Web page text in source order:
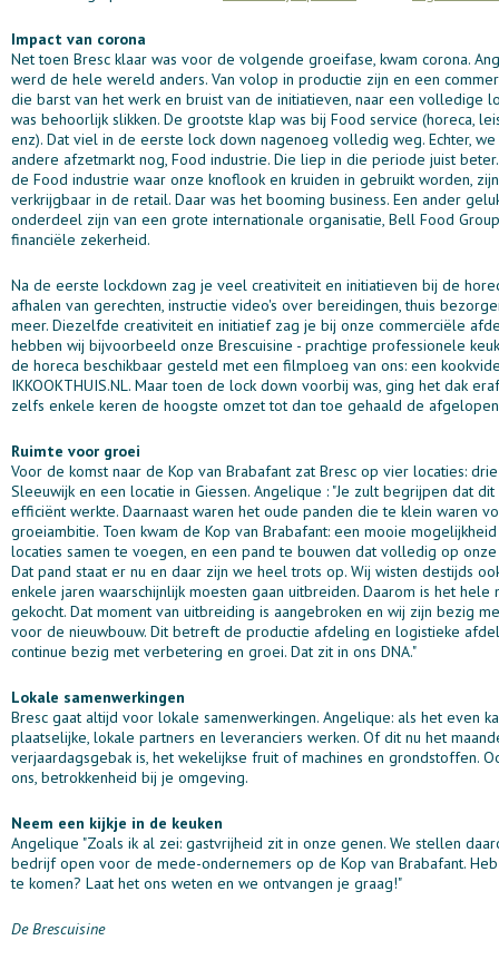
Impact van corona
Net toen Bresc klaar was voor de volgende groeifase, kwam corona.
werd de hele wereld anders. Van volop in productie zijn en een
die barst van het werk en bruist van de initiatieven, naar een volledige
was behoorlijk slikken. De grootste klap was bij Food service (horeca,
enz). Dat viel in de eerste lock down nagenoeg volledig weg. Echter,
andere afzetmarkt nog, Food industrie. Die liep in die periode juist
de Food industrie waar onze knoflook en kruiden in gebruikt worden,
verkrijgbaar in de retail. Daar was het booming business. Een ander
onderdeel zijn van een grote internationale organisatie, Bell Food
financiële zekerheid.
Na de eerste lockdown zag je veel creativiteit en initiatieven bij de
afhalen van gerechten, instructie video's over bereidingen, thuis
meer. Diezelfde creativiteit en initiatief zag je bij onze commerciële
hebben wij bijvoorbeeld onze Brescuisine - prachtige professionele
de horeca beschikbaar gesteld met een filmploeg van ons: een
IKKOOKTHUIS.NL. Maar toen de lock down voorbij was, ging het dak
zelfs enkele keren de hoogste omzet tot dan toe gehaald de
Ruimte voor groei
Voor de komst naar de Kop van Brabafant zat Bresc op vier locaties:
Sleeuwijk en een locatie in Giessen. Angelique : "Je zult begrijpen dat
efficiënt werkte. Daarnaast waren het oude panden die te klein waren
groeiambitie. Toen kwam de Kop van Brabafant: een mooie
locaties samen te voegen, en een pand te bouwen dat volledig op onze
Dat pand staat er nu en daar zijn we heel trots op. Wij wisten destijds
enkele jaren waarschijnlijk moesten gaan uitbreiden. Daarom is het hele
gekocht. Dat moment van uitbreiding is aangebroken en wij zijn bezig
voor de nieuwbouw. Dit betreft de productie afdeling en logistieke
continue bezig met verbetering en groei. Dat zit in ons DNA."
Lokale samenwerkingen
Bresc gaat altijd voor lokale samenwerkingen. Angelique: als het even
plaatselijke, lokale partners en leveranciers werken. Of dit nu het
verjaardagsgebak is, het wekelijkse fruit of machines en grondstoffen.
ons, betrokkenheid bij je omgeving.
Neem een kijkje in de keuken
Angelique "Zoals ik al zei: gastvrijheid zit in onze genen. We stellen
bedrijf open voor de mede-ondernemers op de Kop van Brabafant.
te komen? Laat het ons weten en we ontvangen je graag!"
De Brescuisine